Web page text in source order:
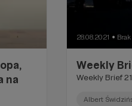
na
28.08.2021 ●
Weekly
Weekly Brief
Albert